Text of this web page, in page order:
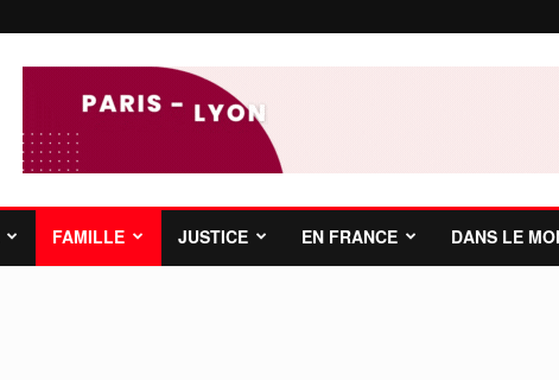
FAMILLE JUSTICE EN FRANCE DANS LE